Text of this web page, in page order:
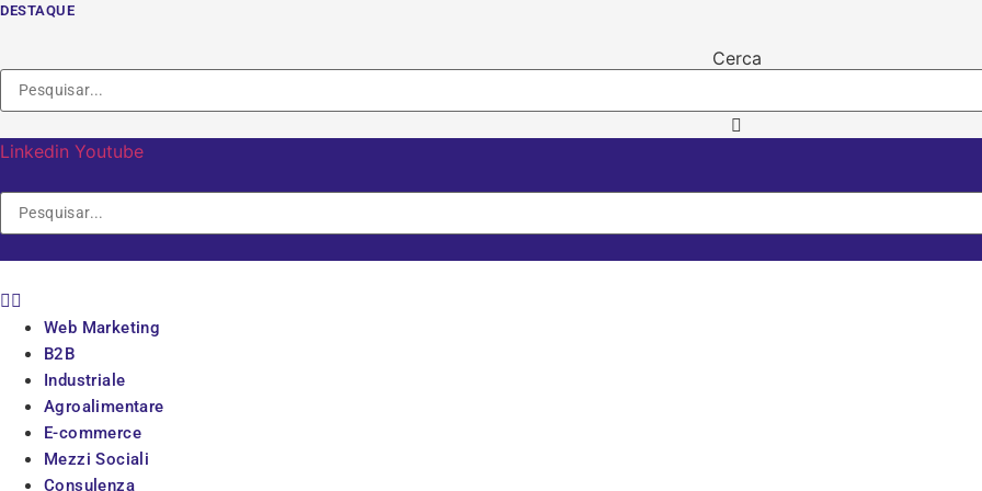
Vai
contenuto
DESTAQUE
Cerca
Linkedin Youtube
Web Marketing
B2B
Industriale
Agroalimentare
E-commerce
Mezzi Sociali
Consulenza